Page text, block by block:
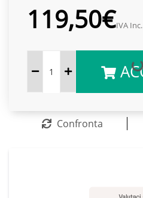
119,50€IVA Inc.
Confronta